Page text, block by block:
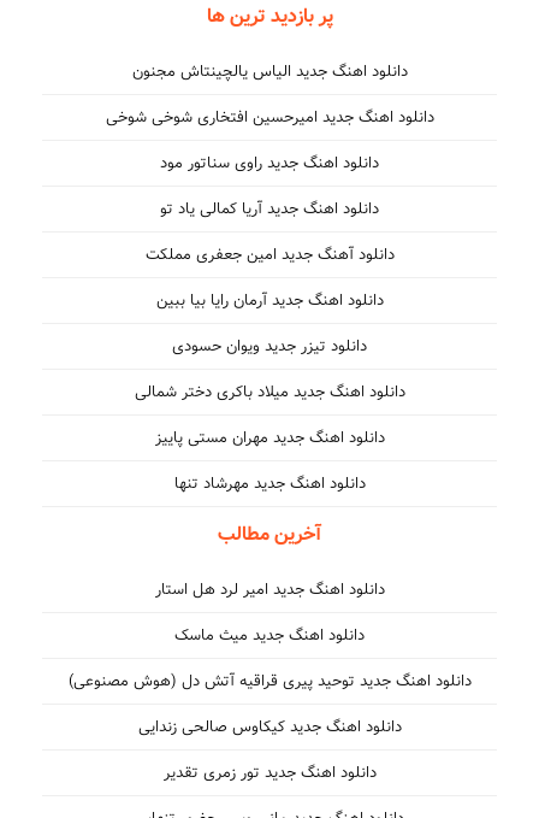
پر بازدید ترین ها
دانلود اهنگ جدید الیاس یالچینتاش مجنون
دانلود اهنگ جدید امیرحسین افتخاری شوخی شوخی
دانلود اهنگ جدید راوی سناتور مود
دانلود اهنگ جدید آریا کمالی یاد تو
دانلود آهنگ جدید امین جعفری مملکت
دانلود اهنگ جدید آرمان رایا بیا ببین
دانلود تیزر جدید ویوان حسودی
دانلود اهنگ جدید میلاد باکری دختر شمالی
دانلود اهنگ جدید مهران مستی پاییز
دانلود اهنگ جدید مهرشاد تنها
آخرین مطالب
دانلود اهنگ جدید امیر لرد هل استار
دانلود اهنگ جدید میث ماسک
دانلود اهنگ جدید توحید پیری قراقیه آتش دل (هوش مصنوعی)
دانلود اهنگ جدید کیکاوس صالحی زندایی
دانلود اهنگ جدید تور زمری تقدیر